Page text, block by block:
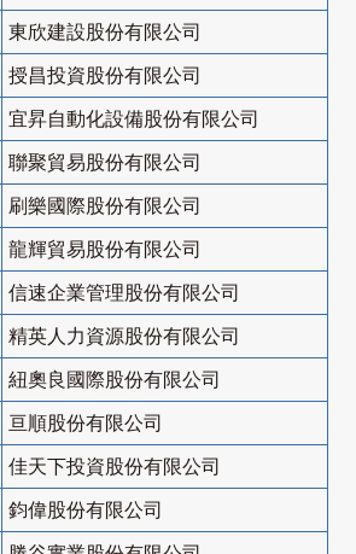
東欣建設股份有限公司
授昌投資股份有限公司
宜昇自動化設備股份有限公司
聯聚貿易股份有限公司
刷樂國際股份有限公司
龍輝貿易股份有限公司
信速企業管理股份有限公司
精英人力資源股份有限公司
紐奧良國際股份有限公司
亘順股份有限公司
佳天下投資股份有限公司
鈞偉股份有限公司